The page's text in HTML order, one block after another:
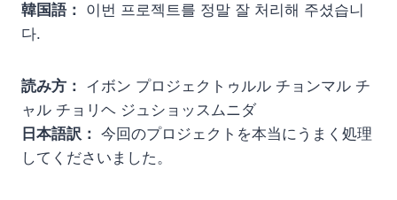
韓国語： 이번 프로젝트를 정말 잘 처리해 주셨습니
다.
読み方： イボン プロジェクトゥルル チョンマル チ
ャル チョリヘ ジュショッスムニダ
日本語訳： 今回のプロジェクトを本当にうまく処理
してくださいました。